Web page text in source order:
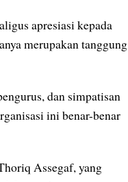
apresiasi kepada
merupakan tanggung
dan simpatisan
ini benar-benar
Assegaf, yang